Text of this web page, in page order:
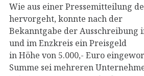
Wie aus einer Pressemitteilung
hervorgeht, konnte nach der
Bekanntgabe der Ausschreibung
und im Enzkreis ein Preisgeld
in Höhe von 5.000,- Euro
Summe sei mehreren